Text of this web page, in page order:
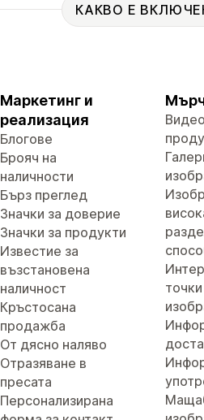
КАКВО Е
Маркетинг и
реализация
Блогове
Брояч на
наличности
Бърз преглед
Значки за доверие
Значки за продукти
Известие за
възстановена
наличност
Кръстосана
продажба
От дясно наляво
Отразяване в
пресата
Персонализирана